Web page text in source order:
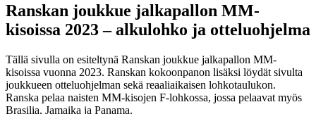
Ranskan joukkue jalkapallon MM-
kisoissa 2023 – alkulohko ja otteluohjelma
Tällä sivulla on esiteltynä Ranskan joukkue jalkapallon MM-
kisoissa vuonna 2023. Ranskan kokoonpanon lisäksi löydät sivulta
joukkueen otteluohjelman sekä reaaliaikaisen lohkotaulukon.
Ranska pelaa naisten MM-kisojen F-lohkossa, jossa pelaavat myös
Brasilia, Jamaika ja Panama.